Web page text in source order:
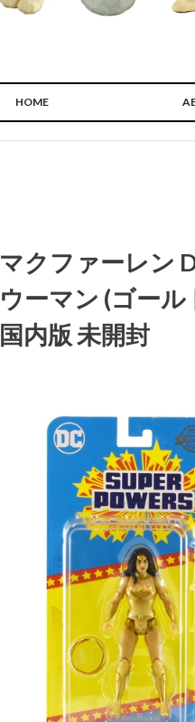
HOME
マクファーレン
ウーマン (ゴー
国内版 未開封